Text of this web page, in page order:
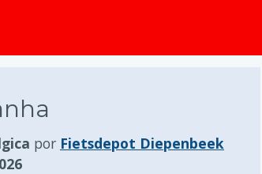
por Fietsdepot Diepenbeek